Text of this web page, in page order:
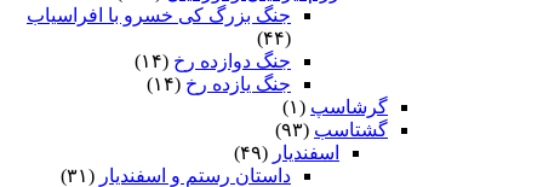
جنگ بزرگ کی خسرو با افراسیاب
(۴۴)
جنگ دوازده رخ (۱۴)
جنگ یازده رخ (۱۴)
گرشاسپ (۱)
گشتاسب (۹۳)
اسفندیار (۴۹)
داستان رستم و اسفندیار (۳۱)